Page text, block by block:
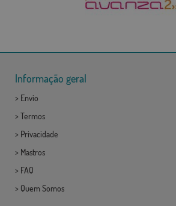
Informação geral
> Envio
> Termos
> Privacidade
> Mastros
> FAQ
> Quem Somos